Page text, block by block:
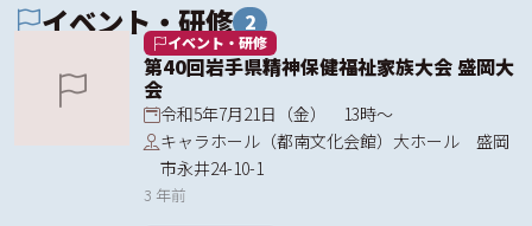
イベント・研修 2
イベント・研修
第40回岩手県精神保健福祉家族大会 盛岡大
会
令和5年7月21日（金） 13時～
キャラホール（都南文化会館）大ホール 盛岡
市永井24-10-1
3 年前